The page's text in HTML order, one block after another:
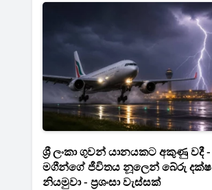
ශ්‍රී ලංකා ගුවන් යානයකට අකුණු වදී -
මගීන්ගේ ජීවිතය නූලෙන් බේරු දක්ෂ
නියමුවා - ප්‍රශංසා වැස්සක්